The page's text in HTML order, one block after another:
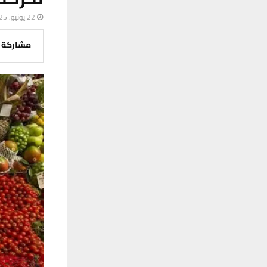
22 يونيو، 2025
مشاركة